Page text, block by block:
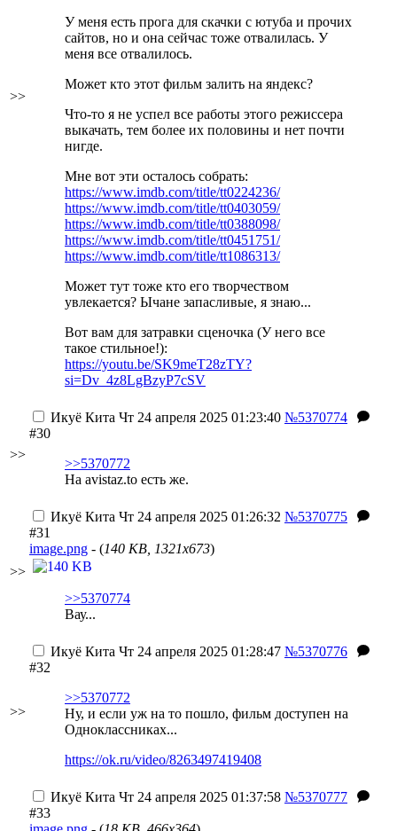
>>
У меня есть прога для скачки с ютуба и прочих
сайтов, но и она сейчас тоже отвалилась. У
меня все отвалилось.
Может кто этот фильм залить на яндекс?
Что-то я не успел все работы этого режиссера
выкачать, тем более их половины и нет почти
нигде.
Мне вот эти осталось собрать:
https://www.imdb.com/title/tt0224236/
https://www.imdb.com/title/tt0403059/
https://www.imdb.com/title/tt0388098/
https://www.imdb.com/title/tt0451751/
https://www.imdb.com/title/tt1086313/
Может тут тоже кто его творчеством
увлекается? Ычане запасливые, я знаю...
Вот вам для затравки сценочка (У него все
такое стильное!):
https://youtu.be/SK9meT28zTY?
si=Dv_4z8LgBzyP7cSV
>>
Икуё Кита Чт 24 апреля 2025 01:23:40 №5370774
#30
>>5370772
На avistaz.to есть же.
>>
Икуё Кита Чт 24 апреля 2025 01:26:32 №5370775
#31
image.png - (140 KB, 1321x673)
>>5370774
Вау...
>>
Икуё Кита Чт 24 апреля 2025 01:28:47 №5370776
#32
>>5370772
Ну, и если уж на то пошло, фильм доступен на
Одноклассниках...
https://ok.ru/video/8263497419408
Икуё Кита Чт 24 апреля 2025 01:37:58 №5370777
#33